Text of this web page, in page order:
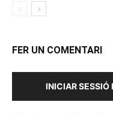
FER UN COMENTARI
INICIAR SESSIÓ